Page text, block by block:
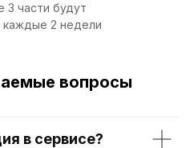
3 части будут
каждые 2 недели
вопросы
в сервисе?